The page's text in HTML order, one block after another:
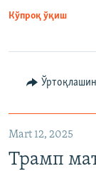
Кўпроқ ўқиш
Mart 12, 2025
Трамп